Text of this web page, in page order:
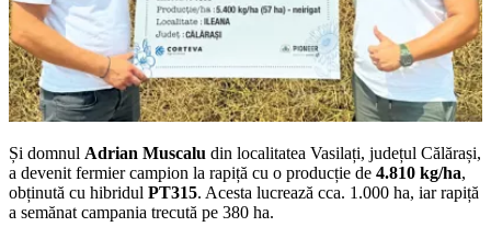
Și domnul Adrian Muscalu din localitatea Vasilați, județul Călărași,
a devenit fermier campion la rapiță cu o producție de 4.810 kg/ha,
obținută cu hibridul PT315. Acesta lucrează cca. 1.000 ha, iar rapiță
a semănat campania trecută pe 380 ha.